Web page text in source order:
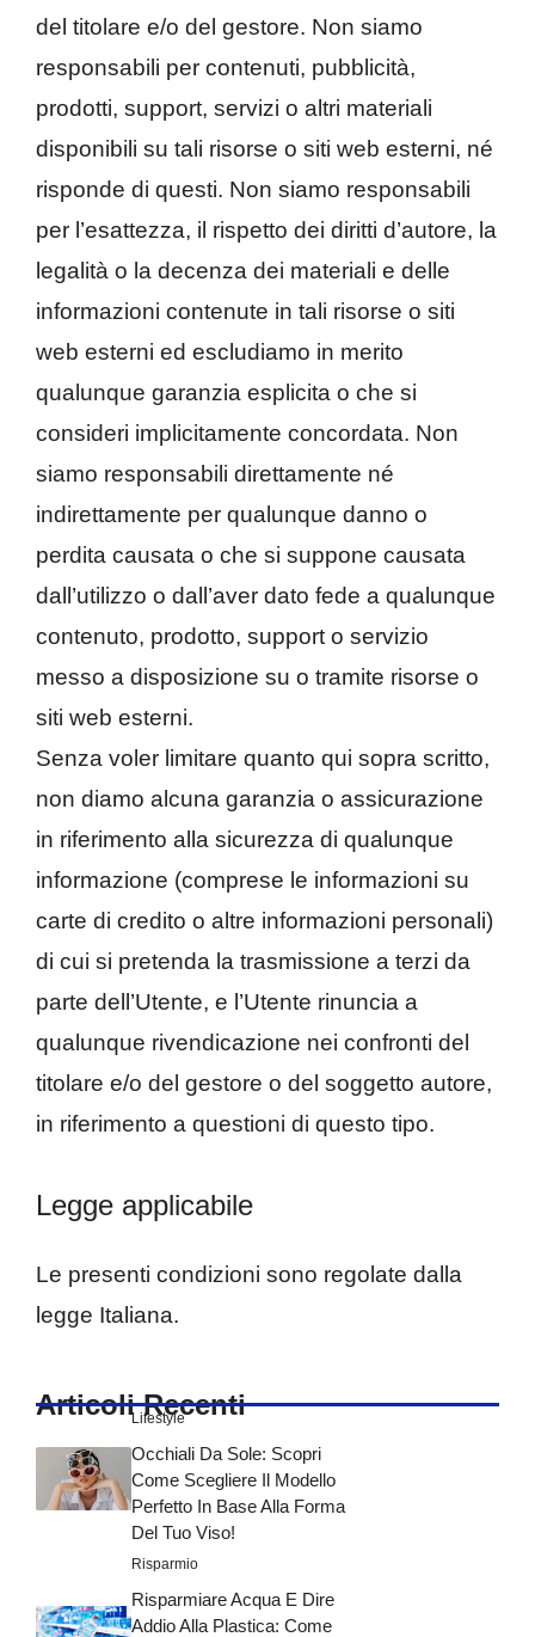
del titolare e/o del gestore. Non siamo
responsabili per contenuti, pubblicità,
prodotti, support, servizi o altri materiali
disponibili su tali risorse o siti web esterni, né
risponde di questi. Non siamo responsabili
per l’esattezza, il rispetto dei diritti d’autore, la
legalità o la decenza dei materiali e delle
informazioni contenute in tali risorse o siti
web esterni ed escludiamo in merito
qualunque garanzia esplicita o che si
consideri implicitamente concordata. Non
siamo responsabili direttamente né
indirettamente per qualunque danno o
perdita causata o che si suppone causata
dall’utilizzo o dall’aver dato fede a qualunque
contenuto, prodotto, support o servizio
messo a disposizione su o tramite risorse o
siti web esterni.
Senza voler limitare quanto qui sopra scritto,
non diamo alcuna garanzia o assicurazione
in riferimento alla sicurezza di qualunque
informazione (comprese le informazioni su
carte di credito o altre informazioni personali)
di cui si pretenda la trasmissione a terzi da
parte dell’Utente, e l’Utente rinuncia a
qualunque rivendicazione nei confronti del
titolare e/o del gestore o del soggetto autore,
in riferimento a questioni di questo tipo.
Legge applicabile
Le presenti condizioni sono regolate dalla
legge Italiana.
Articoli Recenti
Lifestyle
Occhiali Da Sole: Scopri
Come Scegliere Il Modello
Perfetto In Base Alla Forma
Del Tuo Viso!
Risparmio
Risparmiare Acqua E Dire
Addio Alla Plastica: Come